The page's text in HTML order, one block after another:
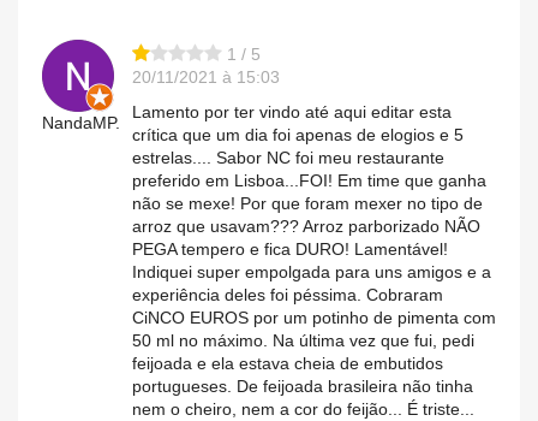
NandaMP.
1 / 5
20/11/2021 à 15:03
Lamento por ter vindo até aqui editar esta
crítica que um dia foi apenas de elogios e 5
estrelas.... Sabor NC foi meu restaurante
preferido em Lisboa...FOI! Em time que ganha
não se mexe! Por que foram mexer no tipo de
arroz que usavam??? Arroz parborizado NÃO
PEGA tempero e fica DURO! Lamentável!
Indiquei super empolgada para uns amigos e a
experiência deles foi péssima. Cobraram
CiNCO EUROS por um potinho de pimenta com
50 ml no máximo. Na última vez que fui, pedi
feijoada e ela estava cheia de embutidos
portugueses. De feijoada brasileira não tinha
nem o cheiro, nem a cor do feijão... É triste...